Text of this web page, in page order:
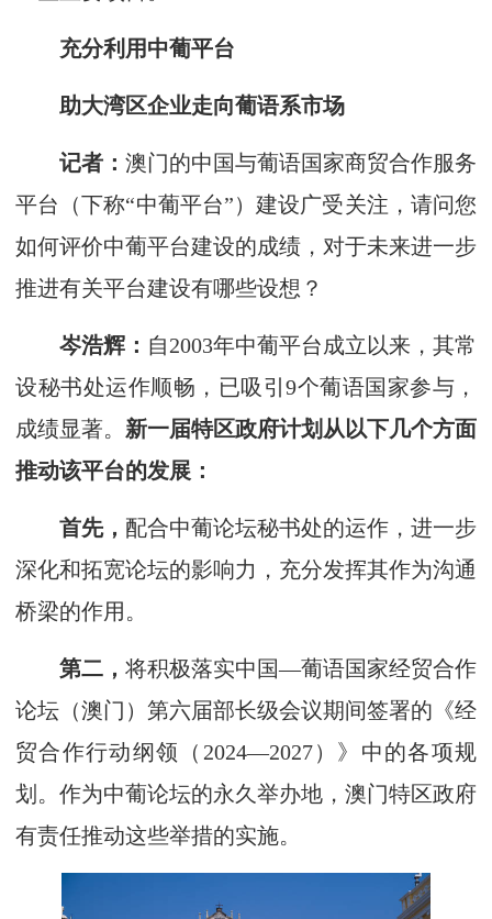
充分利用中葡平台
助大湾区企业走向葡语系市场
记者： 澳门的中国与葡语国家商贸合作服务
平台（下称“中葡平台”）建设广受关注，请问您
如何评价中葡平台建设的成绩，对于未来进一步
推进有关平台建设有哪些设想？
岑浩辉： 自2003年中葡平台成立以来，其常
设秘书处运作顺畅，已吸引9个葡语国家参与，
成绩显著。 新一届特区政府计划从以下几个方面
推动该平台的发展：
首先， 配合中葡论坛秘书处的运作，进一步
深化和拓宽论坛的影响力，充分发挥其作为沟通
桥梁的作用。
第二， 将积极落实中国—葡语国家经贸合作
论坛（澳门）第六届部长级会议期间签署的《经
贸合作行动纲领（2024—2027）》中的各项规
划。作为中葡论坛的永久举办地，澳门特区政府
有责任推动这些举措的实施。